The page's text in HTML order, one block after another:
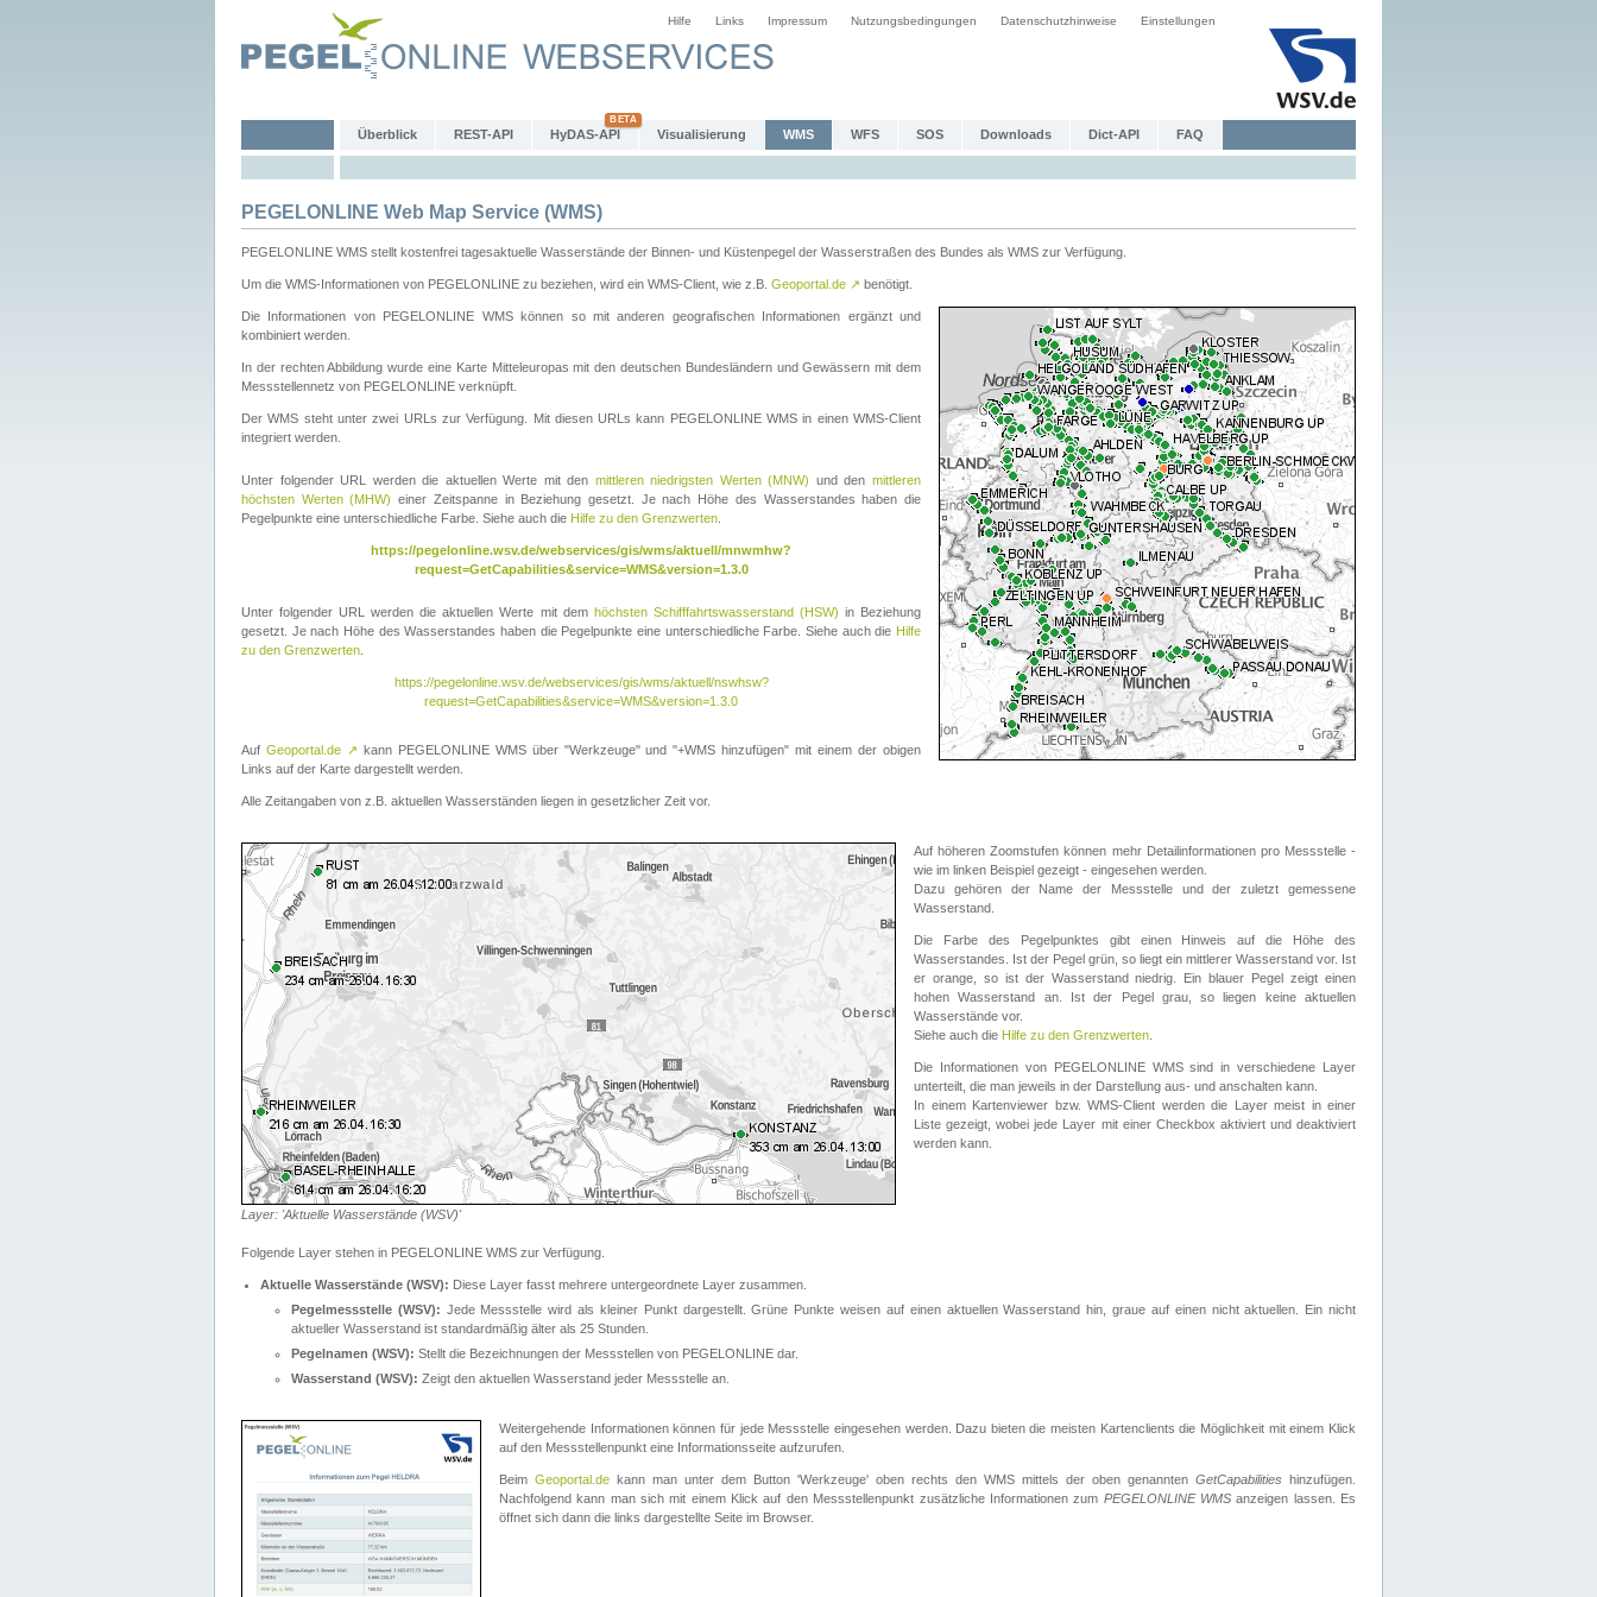
Hilfe Links Impressum Nutzungsbedingungen Datenschutzhinweise Einstellungen
Überblick REST-API HyDAS-API Visualisierung WMS WFS SOS Downloads Dict-API FAQ
PEGELONLINE Web Map Service (WMS)
PEGELONLINE WMS stellt kostenfrei tagesaktuelle Wasserstände der Binnen- und Küstenpegel der Wasserstraßen des Bundes als WMS zur Verfügung.
Um die WMS-Informationen von PEGELONLINE zu beziehen, wird ein WMS-Client, wie z.B. Geoportal.de ↗ benötigt.
Die Informationen von PEGELONLINE WMS können so mit anderen geografischen Informationen ergänzt und
kombiniert werden.
In der rechten Abbildung wurde eine Karte Mitteleuropas mit den deutschen Bundesländern und Gewässern mit dem
Messstellennetz von PEGELONLINE verknüpft.
Der WMS steht unter zwei URLs zur Verfügung. Mit diesen URLs kann PEGELONLINE WMS in einen WMS-Client
integriert werden.
Unter folgender URL werden die aktuellen Werte mit den mittleren niedrigsten Werten (MNW) und denmittleren
höchsten Werten (MHW) einer Zeitspanne in Beziehung gesetzt. Je nach Höhe des Wasserstandes haben die
Pegelpunkte eine unterschiedliche Farbe. Siehe auch die Hilfe zu den Grenzwerten
https://pegelonline.wsv.de/webservices/gis/wms/aktuell/mnwmhw?
request=GetCapabilities&service=WMS&version=1.3.0
Unter folgender URL werden die aktuellen Werte mit dem höchsten Schifffahrtswasserstand (HSW) in Beziehung
gesetzt. Je nach Höhe des Wasserstandes haben die Pegelpunkte eine unterschiedliche Farbe. Siehe auch die Hilfe
zu den Grenzwerten
https://pegelonline.wsv.de/webservices/gis/wms/aktuell/nswhsw?
request=GetCapabilities&service=WMS&version=1.3.0
Auf Geoportal.de ↗ kann PEGELONLINE WMS über "Werkzeuge" und "+WMS hinzufügen" mit einem der obigen
Links auf der Karte dargestellt werden.
Alle Zeitangaben von z.B. aktuellen Wasserständen liegen in gesetzlicher Zeit vor.
Layer: 'Aktuelle Wasserstände (WSV)'
Auf höheren Zoomstufen können mehr Detailinformationen pro Messstelle -
wie im linken Beispiel gezeigt - eingesehen werden.
Dazu gehören der Name der Messstelle und der zuletzt gemessene
Wasserstand.
Die Farbe des Pegelpunktes gibt einen Hinweis auf die Höhe des
Wasserstandes. Ist der Pegel grün, so liegt ein mittlerer Wasserstand vor. Ist
er orange, so ist der Wasserstand niedrig. Ein blauer Pegel zeigt einen
hohen Wasserstand an. Ist der Pegel grau, so liegen keine aktuellen
Wasserstände vor.
Siehe auch die Hilfe zu den Grenzwerten
Die Informationen von PEGELONLINE WMS sind in verschiedene Layer
unterteilt, die man jeweils in der Darstellung aus- und anschalten kann.
In einem Kartenviewer bzw. WMS-Client werden die Layer meist in einer
Liste gezeigt, wobei jede Layer mit einer Checkbox aktiviert und deaktiviert
werden kann.
Folgende Layer stehen in PEGELONLINE WMS zur Verfügung.
Aktuelle Wasserstände (WSV): Diese Layer fasst mehrere untergeordnete Layer zusammen.
Pegelmessstelle (WSV): Jede Messstelle wird als kleiner Punkt dargestellt. Grüne Punkte weisen auf einen aktuellen Wasserstand hin, graue auf einen nicht aktuellen. Ein nicht
aktueller Wasserstand ist standardmäßig älter als 25 Stunden.
Pegelnamen (WSV): Stellt die Bezeichnungen der Messstellen von PEGELONLINE dar.
Wasserstand (WSV): Zeigt den aktuellen Wasserstand jeder Messstelle an.
Weitergehende Informationen können für jede Messstelle eingesehen werden. Dazu bieten die meisten Kartenclients die Möglichkeit mit einem Klick
auf den Messstellenpunkt eine Informationsseite aufzurufen.
Beim Geoportal.de kann man unter dem Button 'Werkzeuge' oben rechts den WMS mittels der oben genannten GetCapabilities hinzufügen.
Nachfolgend kann man sich mit einem Klick auf den Messstellenpunkt zusätzliche Informationen zum PEGELONLINE WMSanzeigen lassen. Es
öffnet sich dann die links dargestellte Seite im Browser.